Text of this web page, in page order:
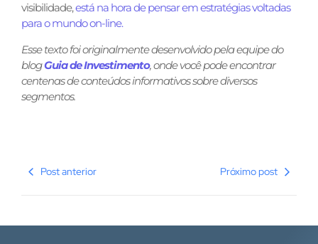
visibilidade,está na hora de pensar em estratégias voltadas
para o mundo on-line.
Esse texto foi originalmente desenvolvido pela equipe do
blogGuia de Investimento, onde você pode encontrar
centenas de conteúdos informativos sobre diversos
segmentos.
Post anterior Próximo post